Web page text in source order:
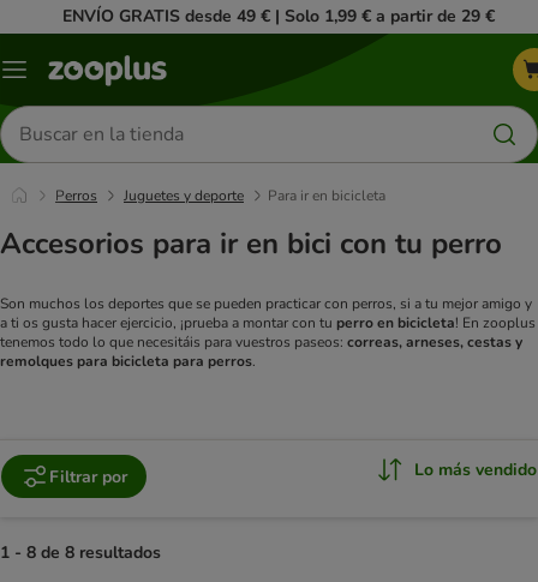
ENVÍO GRATIS desde 49 € | Solo 1,99 € a partir de 29 €
Menú
Buscar
productos
Perros Juguetes y deporte Para ir en bicicleta
Accesorios para ir en bici con tu perro
Son muchos los deportes que se pueden practicar con perros, si a tu mejor amigo y
a ti os gusta hacer ejercicio, ¡prueba a montar con tu perro en bicicleta! En zooplus
tenemos todo lo que necesitáis para vuestros paseos: correas, arneses, cestas y
remolques para bicicleta para perros.
Filtrar por Lo más vendido
1 - 8 de 8 resultados